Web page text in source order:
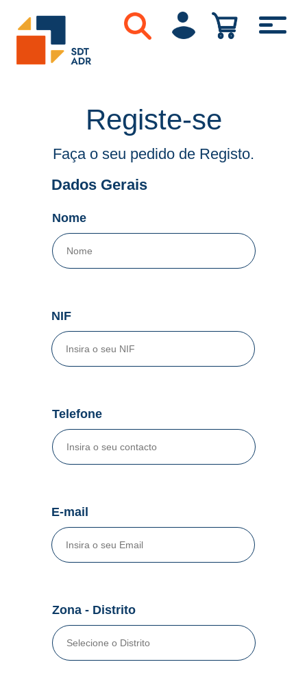
Registe-se
Faça o seu pedido de Registo.
Dados Gerais
Nome
NIF
Telefone
E-mail
Zona - Distrito